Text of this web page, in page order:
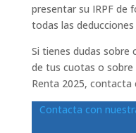
presentar su IRPF de
todas las
Si tienes dudas sobre
de tus cuotas o
Renta 2025,
Contacta con